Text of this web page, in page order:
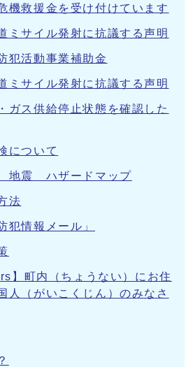
機救援金を受け付けています
ミサイル発射に抗議する声明
犯活動事業補助金
ミサイル発射に抗議する声明
ガス供給停止状態を確認した
について
震 ハザードマップ
法
犯情報メール」
】町内（ちょうない）にお住
人（がいこくじん）のみなさ